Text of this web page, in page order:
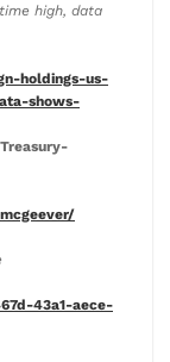
high, data
holdings-us-
shows-
43a1-aece-